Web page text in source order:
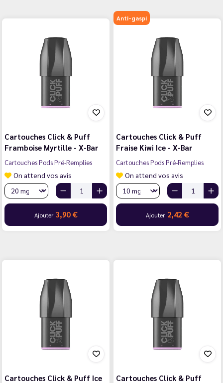
Cartouches Click & Puff
Framboise Myrtille - X-Bar
Cartouches Pods Pré-Remplies
On attend vos avis
Ajouter 3,90 €
Anti-gaspi
Cartouches Click & Puff
Fraise Kiwi Ice - X-Bar
Cartouches Pods Pré-Remplies
On attend vos avis
Ajouter 2,42 €
Cartouches Click & Puff Ice
Cartouches Click & Puff